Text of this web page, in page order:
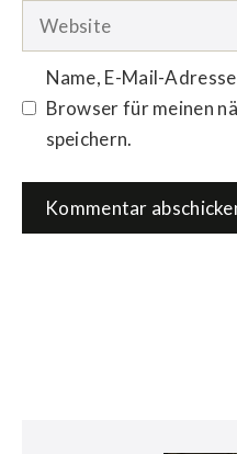
Website
Name, E-Mail-
Browser für meinen
speichern.